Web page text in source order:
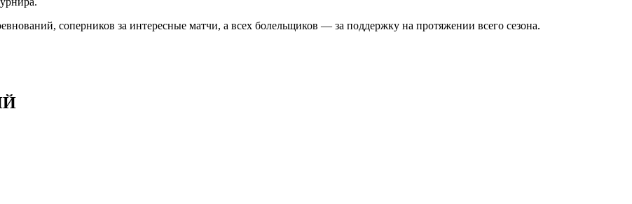
соперников за интересные матчи, а всех болельщиков — за поддержку на протяжении всего сезона.